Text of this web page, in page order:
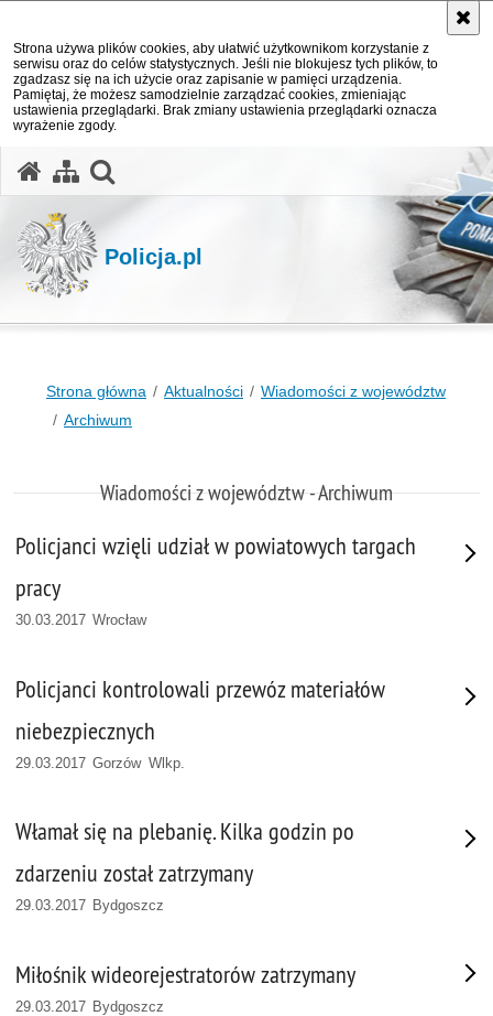
Strona używa plików cookies, aby ułatwić użytkownikom korzystanie z
serwisu oraz do celów statystycznych. Jeśli nie blokujesz tych plików, to
zgadzasz się na ich użycie oraz zapisanie w pamięci urządzenia.
Pamiętaj, że możesz samodzielnie zarządzać cookies, zmieniając
ustawienia przeglądarki. Brak zmiany ustawienia przeglądarki oznacza
wyrażenie zgody.
Policja.pl
Strona główna Aktualności
Wiadomości z województw
Archiwum
Wiadomości z województw - Archiwum
Policjanci wzięli udział w powiatowych targach
pracy
30.03.2017 Wrocław
Policjanci kontrolowali przewóz materiałów
niebezpiecznych
29.03.2017 Gorzów Wlkp.
Włamał się na plebanię. Kilka godzin po
zdarzeniu został zatrzymany
29.03.2017 Bydgoszcz
Miłośnik wideorejestratorów zatrzymany
29.03.2017 Bydgoszcz